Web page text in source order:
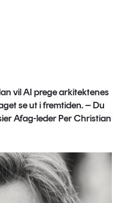
vil AI prege arkitektenes
se ut i fremtiden. – Du
Afag-leder Per Christian